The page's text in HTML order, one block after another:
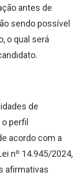
antes de
sendo possível
o qual será
de
perfil
acordo com a
nº 14.945/2024,
afirmativas